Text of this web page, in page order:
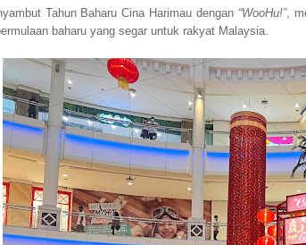
Tahun Baharu Cina Harimau dengan “WooHu!”,
baharu yang segar untuk rakyat Malaysia.